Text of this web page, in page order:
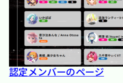
認定メンバーのページ